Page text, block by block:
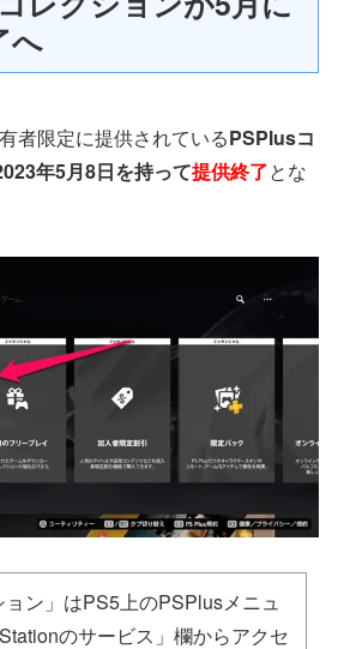
へ
者限定に提供されているPSPlusコ
年5月8日を持って提供終了とな
ョン」はPS5上のPSPlusメニュ
のサービス」欄からアクセ